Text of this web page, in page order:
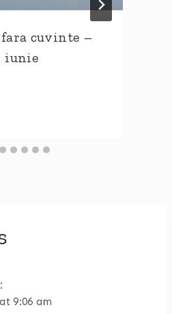
cuvinte –
iunie
9:06 am